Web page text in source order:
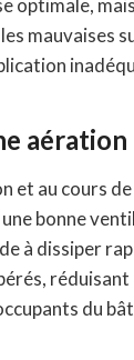
mauvaises
aération
et au cours
bonne
à dissiper
du